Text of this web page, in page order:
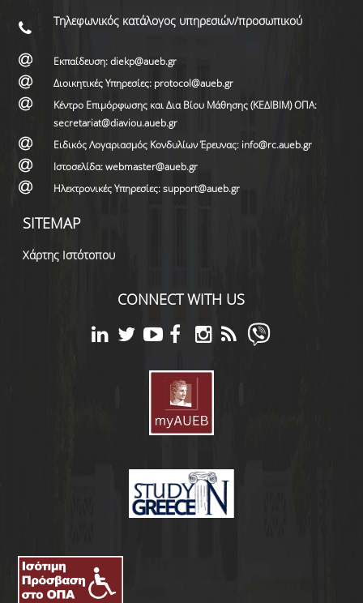
Τηλεφωνικός κατάλογος υπηρεσιών/προσωπικού
Εκπαίδευση: diekp@aueb.gr
Διοικητικές Υπηρεσίες: protocol@aueb.gr
Κέντρο Επιμόρφωσης και Δια Βίου Μάθησης (ΚΕΔΙΒΙΜ) ΟΠΑ:
secretariat@diaviou.aueb.gr
Ειδικός Λογαριασμός Κονδυλίων Έρευνας: info@rc.aueb.gr
Ιστοσελίδα: webmaster@aueb.gr
Ηλεκτρονικές Υπηρεσίες: support@aueb.gr
SITEMAP
Χάρτης Ιστότοπου
CONNECT WITH US